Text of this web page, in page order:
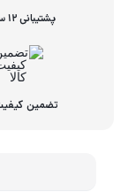
پشتیبانی 12 ساعته
تضمین